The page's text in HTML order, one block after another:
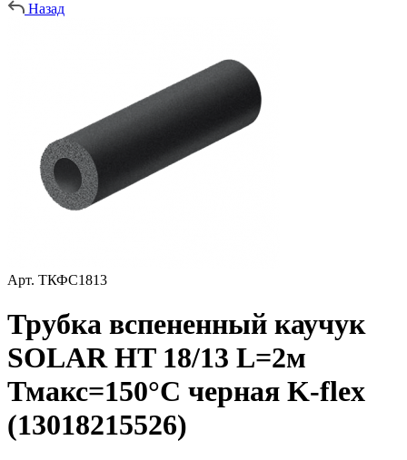
Назад
Арт. ТКФС1813
Трубка вспененный каучук
SOLAR HT 18/13 L=2м
Тмакс=150°C черная K-flex
(13018215526)